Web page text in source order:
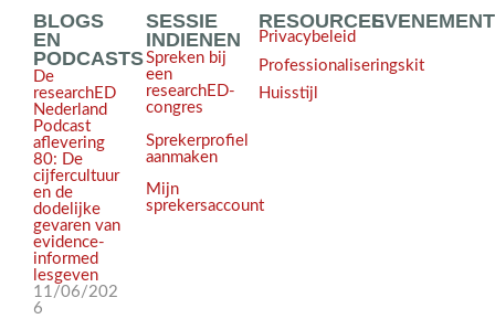
BLOGS
EN
PODCASTS
De
researchED
Nederland
Podcast
aflevering
80: De
cijfercultuur
en de
dodelijke
gevaren van
evidence-
informed
lesgeven
11/06/202
6
SESSIE
INDIENEN
Spreken bij
een
researchED-
congres
Sprekerprofiel
aanmaken
Mijn
sprekersaccount
RESOURCES
Privacybeleid
Professionaliseringskit
Huisstijl